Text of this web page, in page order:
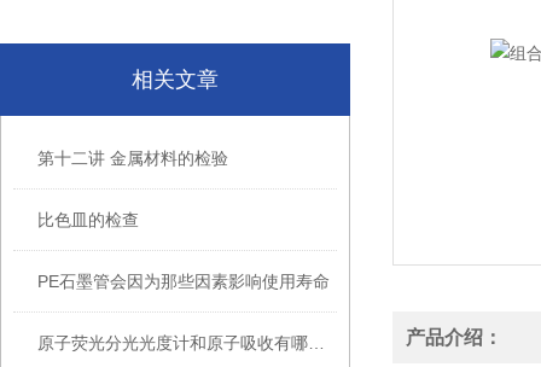
相关文章
第十二讲 金属材料的检验
比色皿的检查
PE石墨管会因为那些因素影响使用寿命
产品介绍：